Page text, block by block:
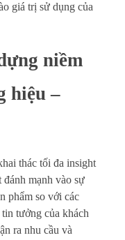
giá trị sử dụng của
niềm
hiệu –
thác tối đa insight
mạnh vào sự
phẩm so với các
tưởng của khách
ra nhu cầu và